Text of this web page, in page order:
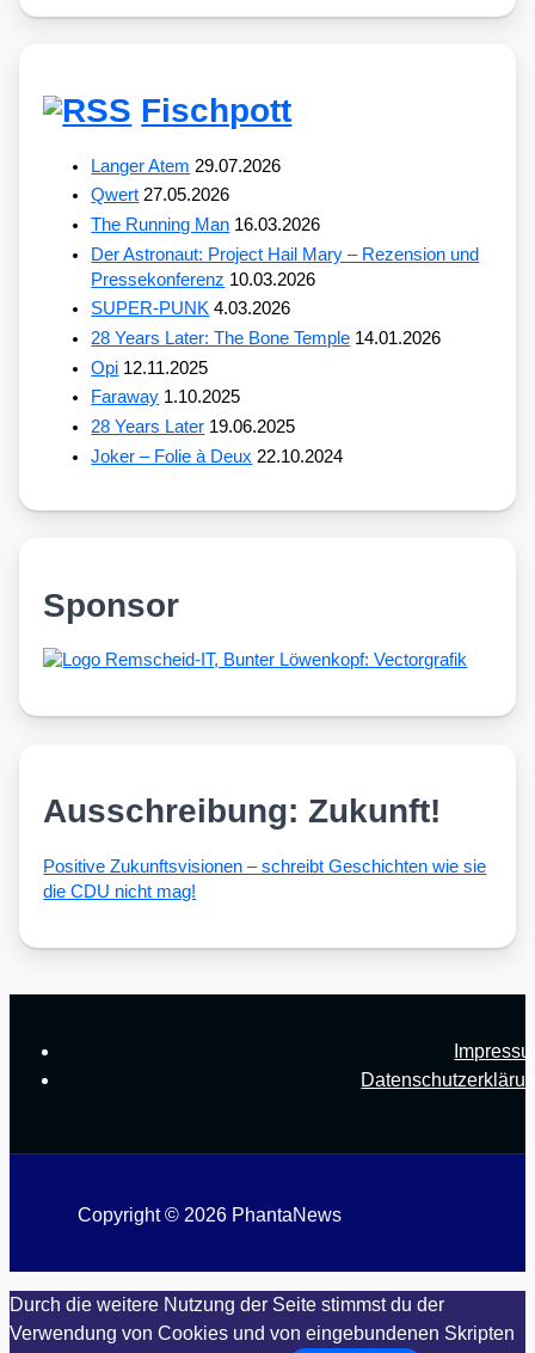
Fischpott
Langer Atem 29.07.2026
Qwert 27.05.2026
The Running Man 16.03.2026
Der Astronaut: Project Hail Mary – Rezension und
Pressekonferenz 10.03.2026
SUPER-PUNK 4.03.2026
28 Years Later: The Bone Temple 14.01.2026
Opi 12.11.2025
Faraway 1.10.2025
28 Years Later 19.06.2025
Joker – Folie à Deux 22.10.2024
Sponsor
Ausschreibung: Zukunft!
Posi­ti­ve Zukunfts­vi­sio­nen – schreibt Geschich­ten wie sie
die CDU nicht mag!
Copyright © 2026 PhantaNews
Durch die weitere Nutzung der Seite stimmst du der
Verwendung von Cookies und von eingebundenen Skripten